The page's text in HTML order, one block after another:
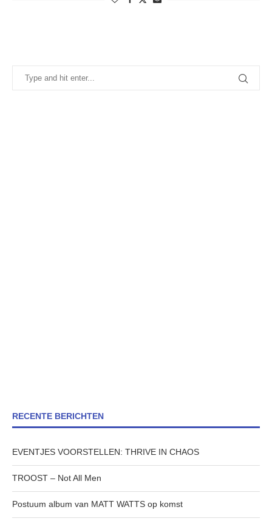
RECENTE BERICHTEN
EVENTJES VOORSTELLEN: THRIVE IN CHAOS
TROOST – Not All Men
Postuum album van MATT WATTS op komst